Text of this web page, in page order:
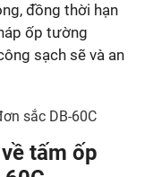
đồng thời hạn
ốp tường
sạch sẽ và an
sắc DB-60C
tấm ốp